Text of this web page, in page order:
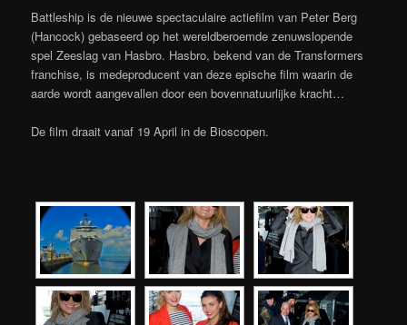
Battleship is de nieuwe spectaculaire actiefilm van Peter Berg
(Hancock) gebaseerd op het wereldberoemde zenuwslopende
spel Zeeslag van Hasbro. Hasbro, bekend van de Transformers
franchise, is medeproducent van deze epische film waarin de
aarde wordt aangevallen door een bovennatuurlijke kracht…
De film draait vanaf 19 April in de Bioscopen.